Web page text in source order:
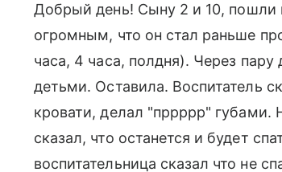
Добрый день! Сыну 2 и 10, пошли
огромным, что он стал раньше
часа, 4 часа, полдня). Через пару
детьми. Оставила. Воспитатель
кровати, делал "пррррр" губами.
сказал, что останется и будет
воспитательница сказал что не